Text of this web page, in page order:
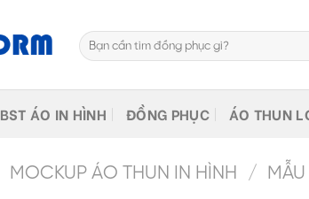
Tìm
kiếm:
BST ÁO IN HÌNH ĐỒNG PHỤC ÁO THUN
MOCKUP ÁO THUN IN HÌNH /